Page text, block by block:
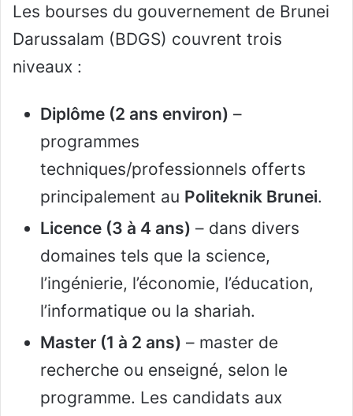
Les bourses du gouvernement de Brunei
Darussalam (BDGS) couvrent trois
niveaux :
Diplôme (2 ans environ) –
programmes
techniques/professionnels offerts
principalement au Politeknik Brunei.
Licence (3 à 4 ans) – dans divers
domaines tels que la science,
l’ingénierie, l’économie, l’éducation,
l’informatique ou la shariah.
Master (1 à 2 ans) – master de
recherche ou enseigné, selon le
programme. Les candidats aux